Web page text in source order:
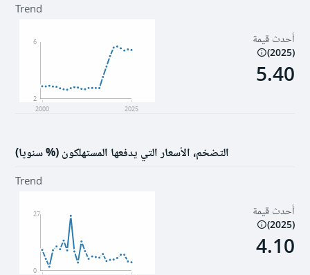
أحدث قيمة
(
2025
)
5.40
Trend
2000 2025
2
6
التضخم، الأسعار التي يدفعها المستهلكون (% سنويا)
أحدث قيمة
(
2025
)
4.10
Trend
0
27